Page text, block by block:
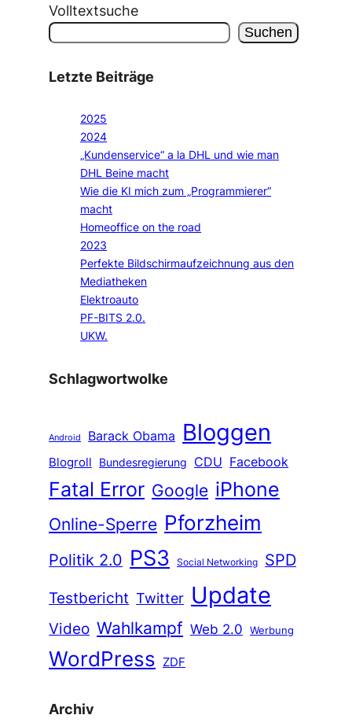
Volltextsuche
Suchen
Letzte Beiträge
2025
2024
„Kundenservice“ a la DHL und wie man
DHL Beine macht
Wie die KI mich zum „Programmierer“
macht
Homeoffice on the road
2023
Perfekte Bildschirmaufzeichnung aus den
Mediatheken
Elektroauto
PF-BITS 2.0.
UKW.
Schlagwortwolke
Android Barack Obama Bloggen
Blogroll Bundesregierung CDU Facebook
Fatal Error Google iPhone
Online-Sperre Pforzheim
Politik 2.0 PS3 Social Networking
SPD
Testbericht Twitter Update
Video Wahlkampf Web 2.0 Werbung
WordPress ZDF
Archiv